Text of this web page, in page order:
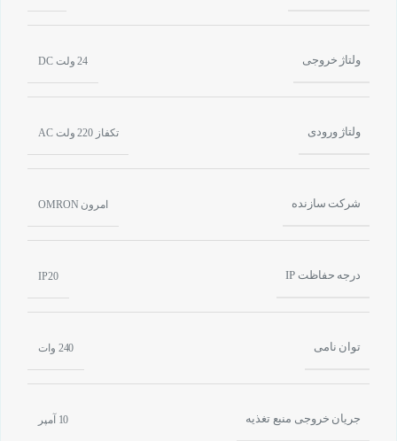
ولتاژ خروجی 24 ولت DC
ولتاژ ورودی تکفاز 220 ولت AC
شرکت سازنده امرون OMRON
درجه حفاظت IP IP20
توان نامی 240 وات
جریان خروجی منبع تغذیه 10 آمپر